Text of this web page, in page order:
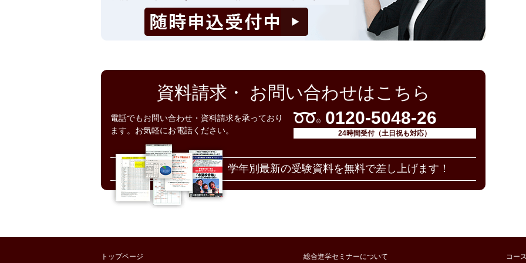
資料請求・ お問い合わせはこちら
電話でもお問い合わせ・資料請求を承っており
ます。お気軽にお電話ください。
0120-5048-26
24時間受付（土日祝も対応）
学年別最新の受験資料を無料で差し上げます！
トップページ 総合進学セミナーについて コー